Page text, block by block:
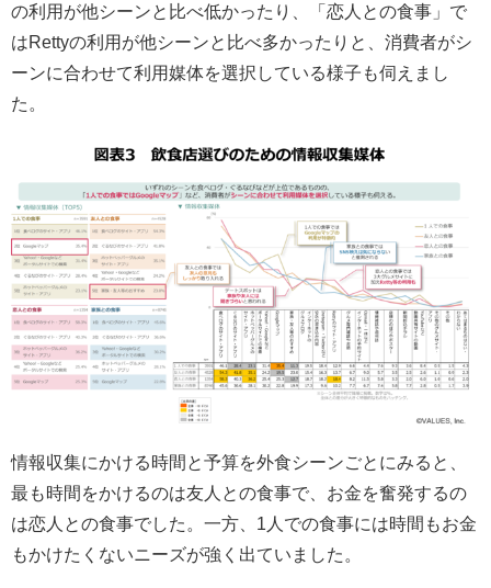
の利用が他シーンと比べ低かったり、「恋人との食事」で
はRettyの利用が他シーンと比べ多かったりと、消費者がシ
ーンに合わせて利用媒体を選択している様子も伺えまし
た。
情報収集にかける時間と予算を外食シーンごとにみると、
最も時間をかけるのは友人との食事で、お金を奮発するの
は恋人との食事でした。一方、1人での食事には時間もお金
もかけたくないニーズが強く出ていました。